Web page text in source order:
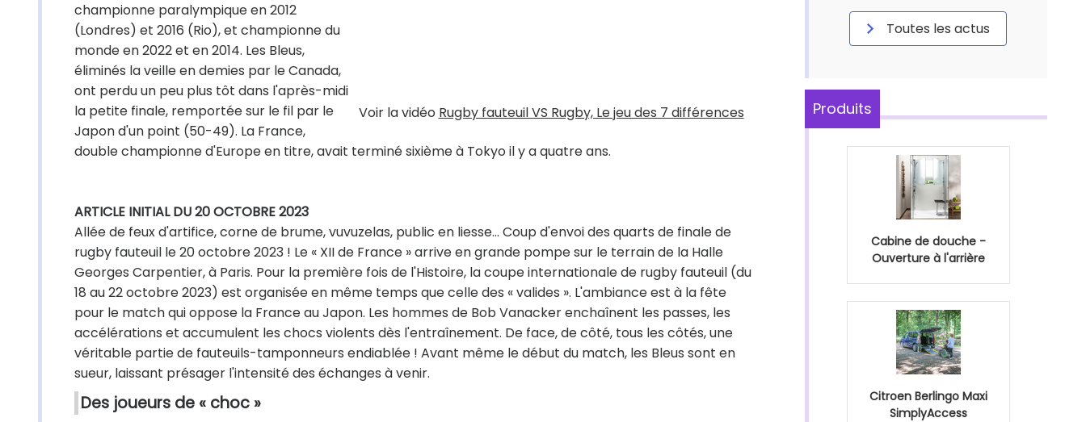
Voir la vidéo Rugby fauteuil VS Rugby, Le jeu des 7 différences
championne paralympique en 2012
(Londres) et 2016 (Rio), et championne du
monde en 2022 et en 2014. Les Bleus,
éliminés la veille en demies par le Canada,
ont perdu un peu plus tôt dans l'après-midi
la petite finale, remportée sur le fil par le
Japon d'un point (50-49). La France,
double championne d'Europe en titre, avait terminé sixième à Tokyo il y a quatre ans.
ARTICLE INITIAL DU 20 OCTOBRE 2023
Allée de feux d'artifice, corne de brume, vuvuzelas, public en liesse... Coup d'envoi des quarts de finale de
rugby fauteuil le 20 octobre 2023 ! Le « XII de France » arrive en grande pompe sur le terrain de la Halle
Georges Carpentier, à Paris. Pour la première fois de l'Histoire, la coupe internationale de rugby fauteuil (du
18 au 22 octobre 2023) est organisée en même temps que celle des « valides ». L'ambiance est à la fête
pour le match qui oppose la France au Japon. Les hommes de Bob Vanacker enchaînent les passes, les
accélérations et accumulent les chocs violents dès l'entraînement. De face, de côté, tous les côtés, une
véritable partie de fauteuils-tamponneurs endiablée ! Avant même le début du match, les Bleus sont en
sueur, laissant présager l'intensité des échanges à venir.
Des joueurs de « choc »
Toutes les actus
Produits
Cabine de douche -
Ouverture à l'arrière
Citroen Berlingo Maxi
SimplyAccess